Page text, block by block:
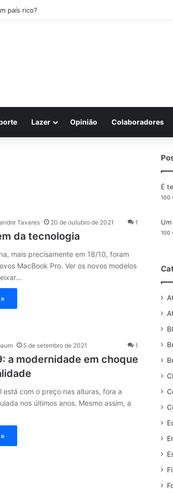
país rico?
Lazer Opinião Colaboradores
Tavares 20 de outubro de 2021 1
da tecnologia
mais precisamente em 18/10, foram
MacBook Pro. Ver os novos modelos
5 de setembro de 2021 1
a modernidade em choque
está com o preço nas alturas, fora a
nos últimos anos. Mesmo assim, a
É
100
100